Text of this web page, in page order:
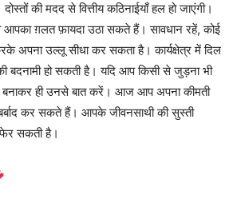
की मदद से वित्तीय कठिनाईयाँ हल हो जाएंगी।
ग़लत फ़ायदा उठा सकते हैं। सावधान रहें, कोई
अपना उल्लू सीधा कर सकता है। कार्यक्षेत्र में दिल
बदनामी हो सकती है। यदि आप किसी से जुड़ना भी
बनाकर ही उनसे बात करें। आज आप अपना कीमती
कर सकते हैं। आपके जीवनसाथी की सुस्ती
सकती है।